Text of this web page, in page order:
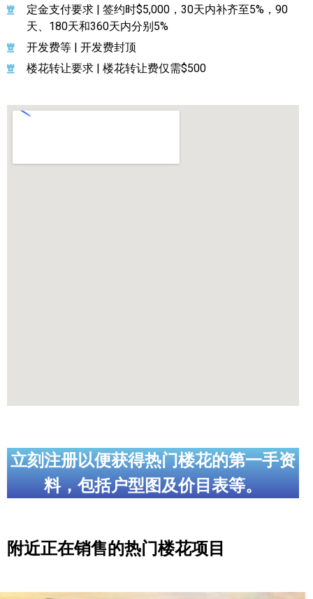
定金支付要求 | 签约时$5,000，30天内补齐至5%，90
天、180天和360天内分别5%
开发费等 | 开发费封顶
楼花转让要求 | 楼花转让费仅需$500
立刻注册以便获得热门楼花的第一手资
料，包括户型图及价目表等。
附近正在销售的热门楼花项目